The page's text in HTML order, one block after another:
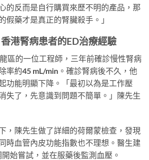
的反而是自行購買來歷不明的產品，那
假藥才是真正的腎臟殺手。」
港腎病患者的ED治療經驗
區的一位工程師，三年前確診慢性腎病
率約45 mL/min。確診腎病後不久，他
功能明顯下降。「最初以為是工作壓
失了，先意識到問題不簡單。」陳先生
，陳先生做了詳細的荷爾蒙檢查，發現
時血管內皮功能指數也不理想。醫生建
始嘗試，並在服藥後監測血壓。